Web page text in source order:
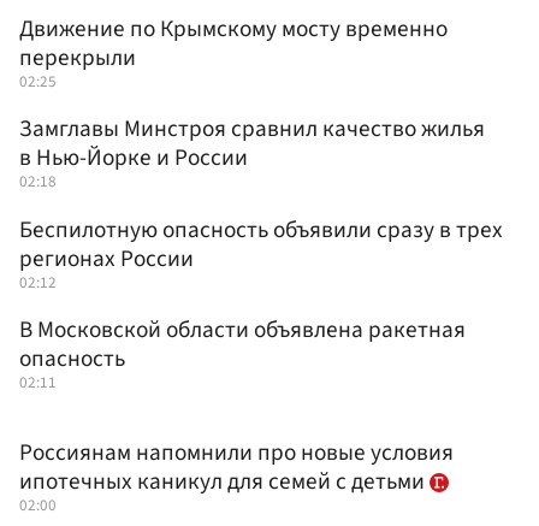
Движение по Крымскому мосту временно
перекрыли
02:25
Замглавы Минстроя сравнил качество жилья
в Нью-Йорке и России
02:18
Беспилотную опасность объявили сразу в трех
регионах России
02:12
В Московской области объявлена ракетная
опасность
02:11
Россиянам напомнили про новые условия
ипотечных каникул для семей с детьми
02:00